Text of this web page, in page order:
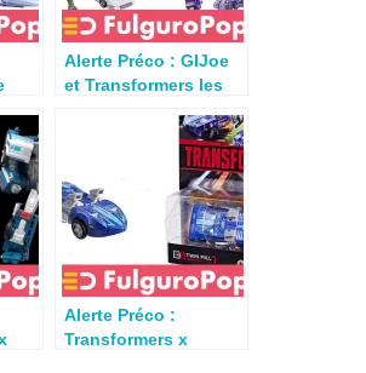
Alerte Préco : GIJoe
et Transformers les
Fair dispo en France
Alerte Préco :
Transformers x